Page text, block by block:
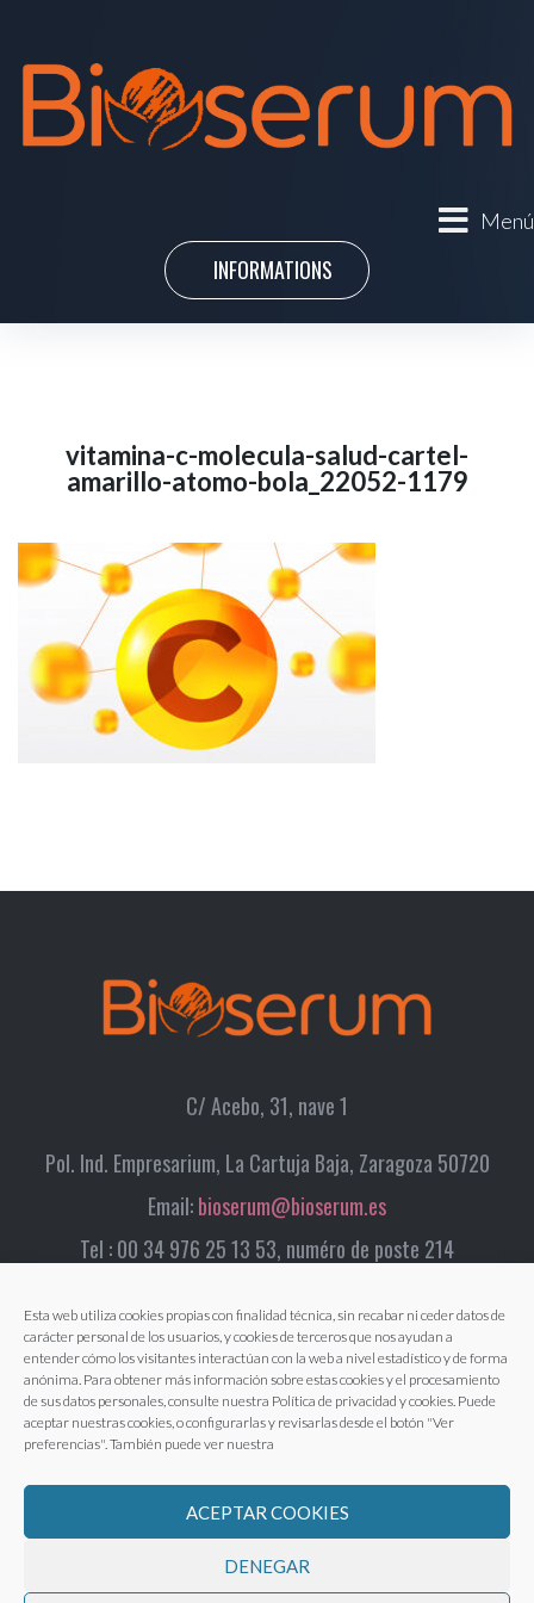
Esta web utiliza cookies propias con finalidad técnica, sin recabar ni ceder datos de
carácter personal de los usuarios, y cookies de terceros que nos ayudan a
entender cómo los visitantes interactúan con la web a nivel estadístico y de forma
anónima. Para obtener más información sobre estas cookies y el procesamiento
de sus datos personales, consulte nuestra Política de privacidad y cookies. Puede
aceptar nuestras cookies, o configurarlas y revisarlas desde el botón "Ver
preferencias". También puede ver nuestra
ACEPTAR COOKIES
DENEGAR
Menú
INFORMATIONS
vitamina-c-molecula-salud-cartel-
amarillo-atomo-bola_22052-1179
C/ Acebo, 31, nave 1
Pol. Ind. Empresarium, La Cartuja Baja, Zaragoza 50720
Email:bioserum@bioserum.es
Tel : 00 34 976 25 13 53, numéro de poste 214